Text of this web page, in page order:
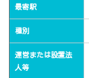
最寄駅
種別
運営または設置法
人等